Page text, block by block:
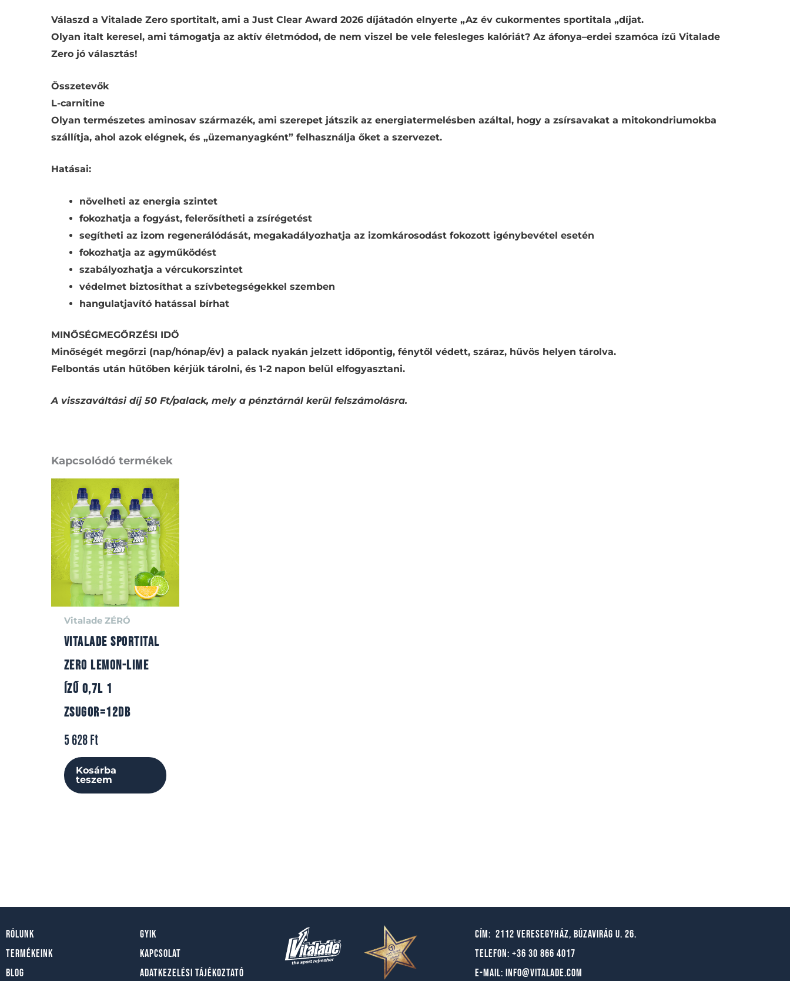
Válaszd a Vitalade Zero sportitalt, ami a Just Clear Award 2026 díjátadón elnyerte „Az év cukormentes sportitala „díjat.
Olyan italt keresel, ami támogatja az aktív életmódod, de nem viszel be vele felesleges kalóriát? Az áfonya–erdei szamóca ízű Vitalade
Zero jó választás!
Összetevők
L-carnitine
Olyan természetes aminosav származék, ami szerepet játszik az energiatermelésben azáltal, hogy a zsírsavakat a mitokondriumokba
szállítja, ahol azok elégnek, és „üzemanyagként” felhasználja őket a szervezet.
Hatásai:
növelheti az energia szintet
fokozhatja a fogyást, felerősítheti a zsírégetést
segítheti az izom regenerálódását, megakadályozhatja az izomkárosodást fokozott igénybevétel esetén
fokozhatja az agyműködést
szabályozhatja a vércukorszintet
védelmet biztosíthat a szívbetegségekkel szemben
hangulatjavító hatással bírhat
MINŐSÉGMEGŐRZÉSI IDŐ
Minőségét megőrzi (nap/hónap/év) a palack nyakán jelzett időpontig, fénytől védett, száraz, hűvös helyen tárolva.
Felbontás után hűtőben kérjük tárolni, és 1-2 napon belül elfogyasztani.
A visszaváltási díj 50 Ft/palack, mely a pénztárnál kerül felszámolásra.
Kapcsolódó termékek
Vitalade ZÉRÓ
Vitalade sportital
ZERO LEMON-LIME
ízű 0,7l 1
zsugor=12db
5 628Ft
Kosárba
teszem
Rólunk
Termékeink
Blog
GYIK
Kapcsolat
Adatkezelési tájékoztató
Cím: 2112 Veresegyház, búzavirág u. 26.
Telefon: +36 30 866 4017
E-mail: info@vitalade.com